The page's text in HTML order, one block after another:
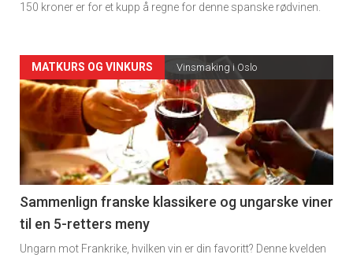
150 kroner er for et kupp å regne for denne spanske rødvinen.
Forsiden
akkurat
nå
-
5
MATKURS OG VINKURS Vinsmaking i Oslo
Sammenlign franske klassikere og ungarske viner
til en 5-retters meny
Ungarn mot Frankrike, hvilken vin er din favoritt? Denne kvelden